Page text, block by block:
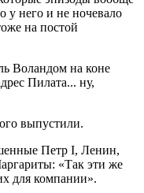
у него и не ночевало
на постой
Воландом на коне
Пилата... ну,
выпустили.
Петр I, Ленин,
«Так эти же
для компании».